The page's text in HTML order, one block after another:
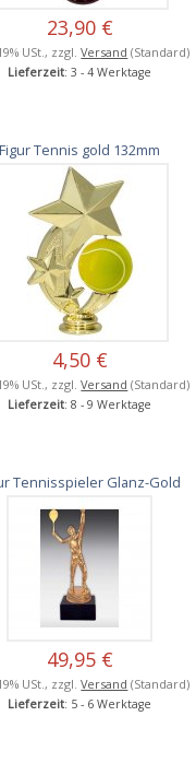
23,90 €
USt., zzgl.Versand (Standard)
Lieferzeit: 3 - 4 Werktage
Figur Tennis gold 132mm
4,50 €
USt., zzgl.Versand (Standard)
Lieferzeit: 8 - 9 Werktage
Tennisspieler Glanz-Gold
49,95 €
USt., zzgl.Versand (Standard)
Lieferzeit: 5 - 6 Werktage